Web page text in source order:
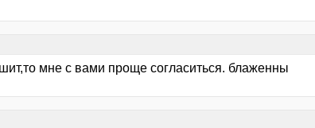
мне с вами проще согласиться. блаженны